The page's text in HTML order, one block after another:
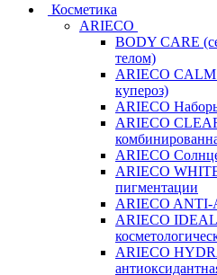
Косметика
ARIECO
BODY CARE
телом)
ARIECO CALM
купероз)
ARIECO
ARIECO
ARIECO
ARIECO
пигментации
ARIECO ANTI-
ARIECO
ARIECO